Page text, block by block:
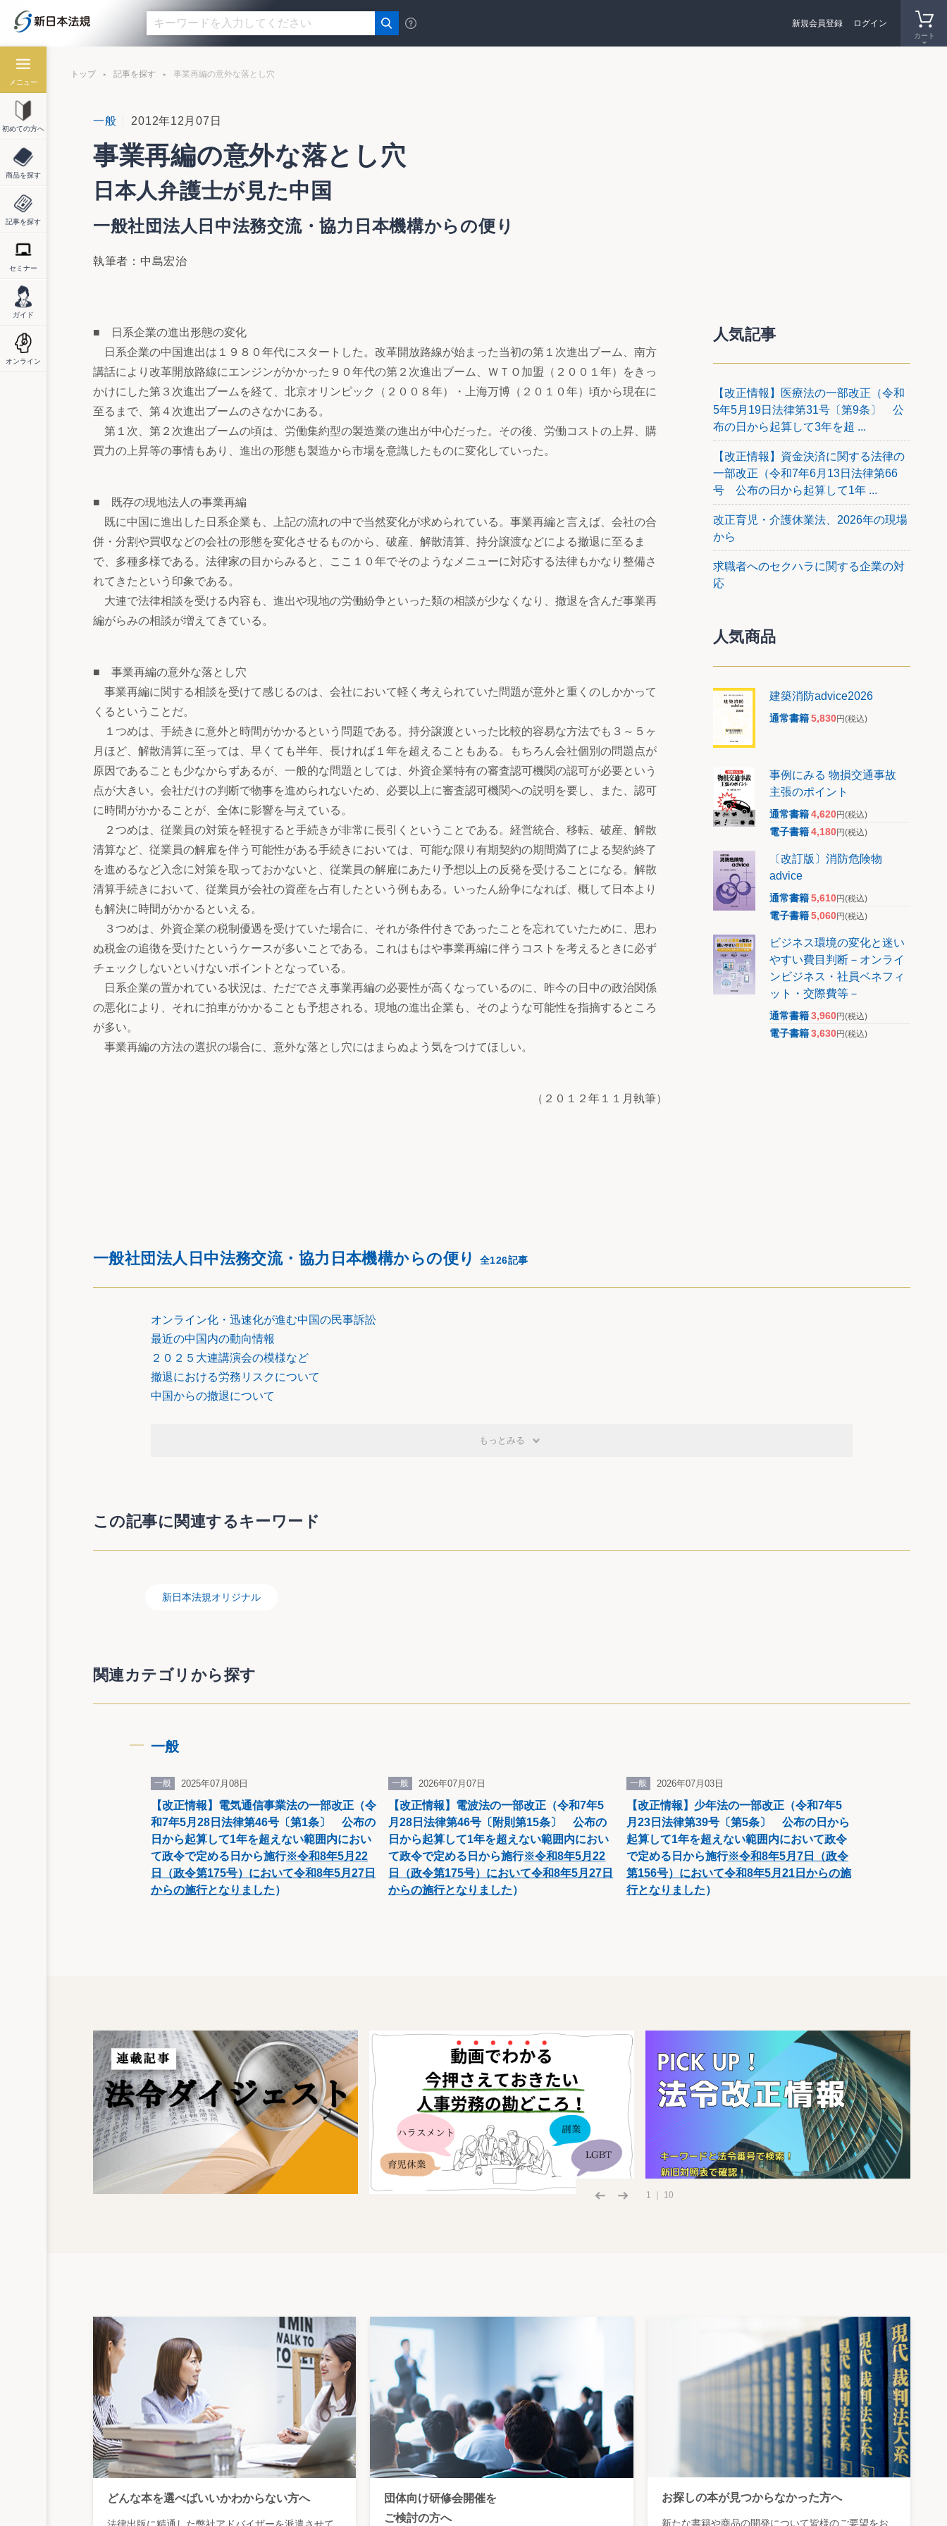
カート
新規会員登録 ログイン
メニュー
初めての方へ
商品を探す
記事を探す
セミナー
ガイド
オンライン
トップ 記事を探す 事業再編の意外な落とし穴
一般 2012年12月07日
事業再編の意外な落とし穴
日本人弁護士が見た中国
一般社団法人日中法務交流・協力日本機構からの便り
執筆者：中島宏治
■ 日系企業の進出形態の変化
日系企業の中国進出は１９８０年代にスタートした。改革開放路線が始まった当初の第１次進出ブーム、南方
講話により改革開放路線にエンジンがかかった９０年代の第２次進出ブーム、ＷＴＯ加盟（２００１年）をきっ
かけにした第３次進出ブームを経て、北京オリンピック（２００８年）・上海万博（２０１０年）頃から現在に
至るまで、第４次進出ブームのさなかにある。
第１次、第２次進出ブームの頃は、労働集約型の製造業の進出が中心だった。その後、労働コストの上昇、購
買力の上昇等の事情もあり、進出の形態も製造から市場を意識したものに変化していった。
■ 既存の現地法人の事業再編
既に中国に進出した日系企業も、上記の流れの中で当然変化が求められている。事業再編と言えば、会社の合
併・分割や買収などの会社の形態を変化させるものから、破産、解散清算、持分譲渡などによる撤退に至るま
で、多種多様である。法律家の目からみると、ここ１０年でそのようなメニューに対応する法律もかなり整備さ
れてきたという印象である。
大連で法律相談を受ける内容も、進出や現地の労働紛争といった類の相談が少なくなり、撤退を含んだ事業再
編がらみの相談が増えてきている。
■ 事業再編の意外な落とし穴
事業再編に関する相談を受けて感じるのは、会社において軽く考えられていた問題が意外と重くのしかかって
くるということだ。
１つめは、手続きに意外と時間がかかるという問題である。持分譲渡といった比較的容易な方法でも３～５ヶ
月ほど、解散清算に至っては、早くても半年、長ければ１年を超えることもある。もちろん会社個別の問題点が
原因であることも少なからずあるが、一般的な問題としては、外資企業特有の審査認可機関の認可が必要という
点が大きい。会社だけの判断で物事を進められないため、必要以上に審査認可機関への説明を要し、また、認可
に時間がかかることが、全体に影響を与えている。
２つめは、従業員の対策を軽視すると手続きが非常に長引くということである。経営統合、移転、破産、解散
清算など、従業員の解雇を伴う可能性がある手続きにおいては、可能な限り有期契約の期間満了による契約終了
を進めるなど入念に対策を取っておかないと、従業員の解雇にあたり予想以上の反発を受けることになる。解散
清算手続きにおいて、従業員が会社の資産を占有したという例もある。いったん紛争になれば、概して日本より
も解決に時間がかかるといえる。
３つめは、外資企業の税制優遇を受けていた場合に、それが条件付きであったことを忘れていたために、思わ
ぬ税金の追徴を受けたというケースが多いことである。これはもはや事業再編に伴うコストを考えるときに必ず
チェックしないといけないポイントとなっている。
日系企業の置かれている状況は、ただでさえ事業再編の必要性が高くなっているのに、昨今の日中の政治関係
の悪化により、それに拍車がかかることも予想される。現地の進出企業も、そのような可能性を指摘するところ
が多い。
事業再編の方法の選択の場合に、意外な落とし穴にはまらぬよう気をつけてほしい。
（２０１２年１１月執筆）
人気記事
【改正情報】医療法の一部改正（令和
5年5月19日法律第31号〔第9条〕 公
布の日から起算して3年を超 ...
【改正情報】資金決済に関する法律の
一部改正（令和7年6月13日法律第66
号 公布の日から起算して1年 ...
改正育児・介護休業法、2026年の現場
から
求職者へのセクハラに関する企業の対
応
人気商品
建築消防advice2026
通常書籍5,830円(税込)
事例にみる 物損交通事故
主張のポイント
通常書籍4,620円(税込)
電子書籍4,180円(税込)
〔改訂版〕消防危険物
advice
通常書籍5,610円(税込)
電子書籍5,060円(税込)
ビジネス環境の変化と迷い
やすい費目判断－オンライ
ンビジネス・社員ベネフィ
ット・交際費等－
通常書籍3,960円(税込)
電子書籍3,630円(税込)
一般社団法人日中法務交流・協力日本機構からの便り 全126記事
オンライン化・迅速化が進む中国の民事訴訟
最近の中国内の動向情報
２０２５大連講演会の模様など
撤退における労務リスクについて
中国からの撤退について
もっとみる
この記事に関連するキーワード
新日本法規オリジナル
関連カテゴリから探す
一般
一般 2025年07月08日
【改正情報】電気通信事業法の一部改正（令
和7年5月28日法律第46号〔第1条〕 公布の
日から起算して1年を超えない範囲内におい
て政令で定める日から施行※令和8年5月22
日（政令第175号）において令和8年5月27日
からの施行となりました）
一般 2026年07月07日
【改正情報】電波法の一部改正（令和7年5
月28日法律第46号〔附則第15条〕 公布の
日から起算して1年を超えない範囲内におい
て政令で定める日から施行※令和8年5月22
日（政令第175号）において令和8年5月27日
からの施行となりました）
一般 2026年07月03日
【改正情報】少年法の一部改正（令和7年5
月23日法律第39号〔第5条〕 公布の日から
起算して1年を超えない範囲内において政令
で定める日から施行※令和8年5月7日（政令
第156号）において令和8年5月21日からの施
行となりました）
1 ｜ 10
どんな本を選べばいいかわからない方へ
法律出版に精通した弊社アドバイザーを派遣させて
団体向け研修会開催を
ご検討の方へ
お探しの本が見つからなかった方へ
新たな書籍や商品の開発について皆様のご要望をお